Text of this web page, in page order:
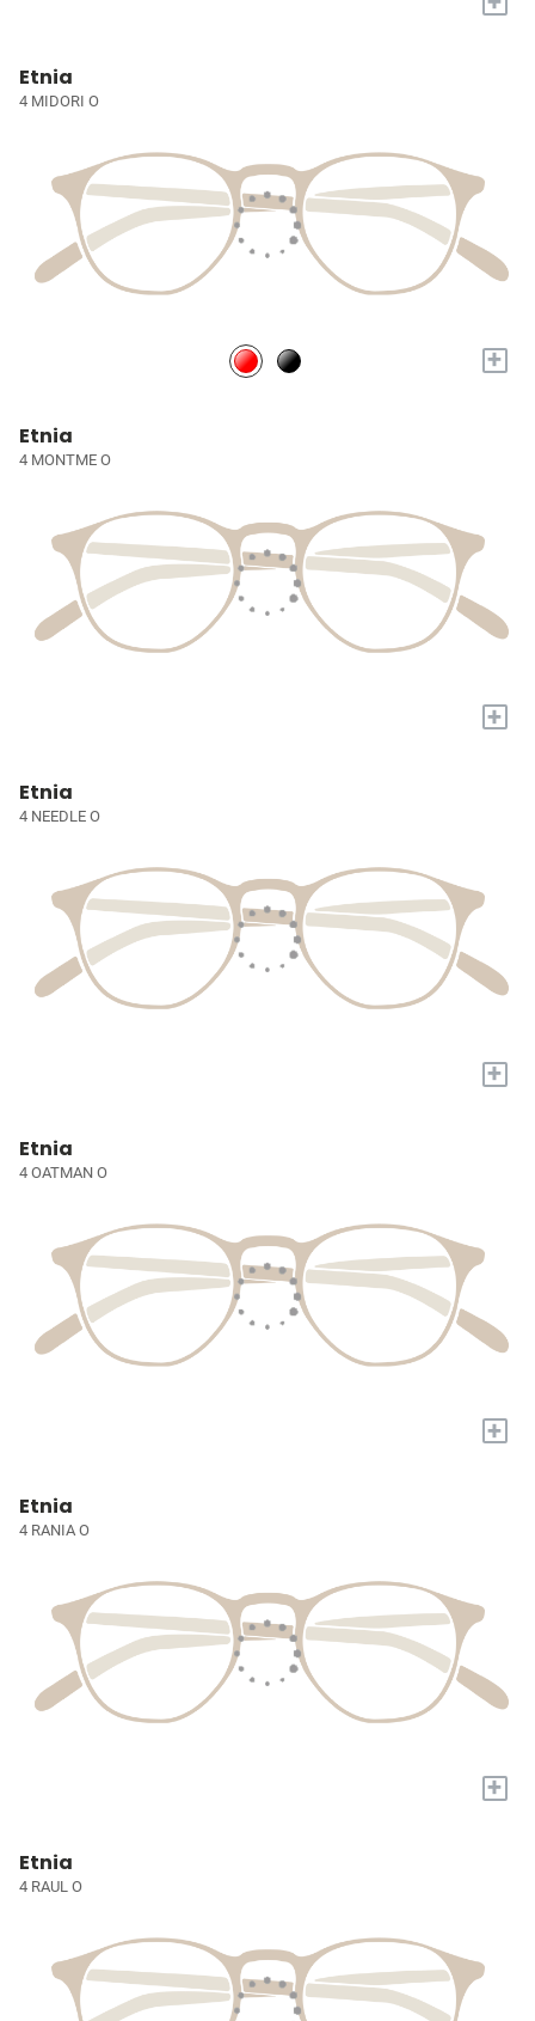
Etnia
4 MIDORI O
+
Etnia
4 MONTME O
+
Etnia
4 NEEDLE O
+
Etnia
4 OATMAN O
+
Etnia
4 RANIA O
+
Etnia
4 RAUL O